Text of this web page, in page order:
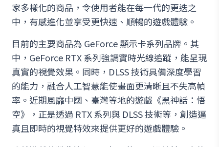
家多樣化的商品，令使用者能在每一代的更迭之
中，有感進化並享受更快速、順暢的遊戲體驗。
目前的主要商品為 GeForce 顯示卡系列品牌。其
中，GeForce RTX 系列強調實時光線追蹤，能呈現
真實的視覺效果。同時，DLSS 技術具備深度學習
的能力，融合人工智慧能使畫面更清晰且不失高幀
率。近期風靡中國、臺灣等地的遊戲《黑神話：悟
空》，正是透過 RTX 系列與 DLSS 技術等，創造逼
真且即時的視覺特效來提供更好的遊戲體驗。